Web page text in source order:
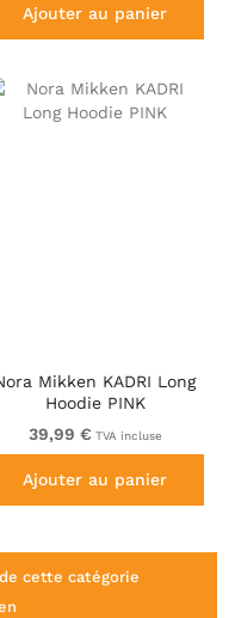
Ajouter au panier
Mikken KADRI Long
Hoodie PINK
39,99 € TVA incluse
Ajouter au panier
cette catégorie